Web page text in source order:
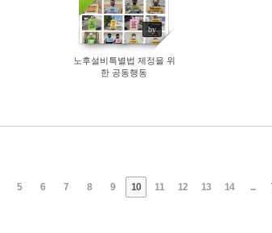
by
노후설비특별법 제정을 위
한 공동행동
5 6 7 8 9 10 11 12 13 14 ...